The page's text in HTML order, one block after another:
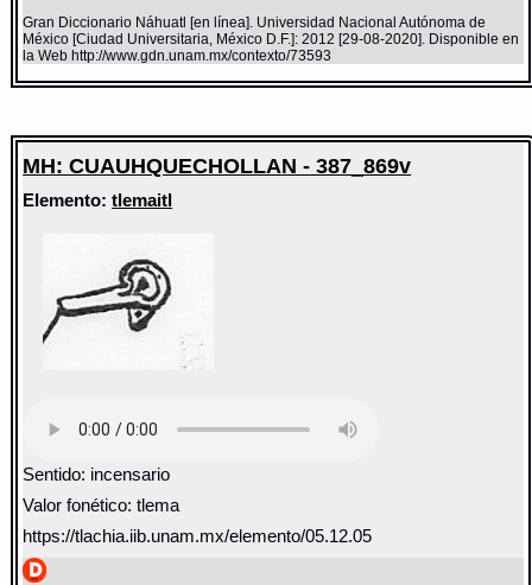
Gran Diccionario Náhuatl [en línea]. Universidad Nacional Autónoma de
México [Ciudad Universitaria, México D.F.]: 2012 [29-08-2020]. Disponible en
la Web http://www.gdn.unam.mx/contexto/73593
MH: CUAUHQUECHOLLAN - 387_869v
Elemento:tlemaitl
Sentido: incensario
Valor fonético: tlema
https://tlachia.iib.unam.mx/elemento/05.12.05